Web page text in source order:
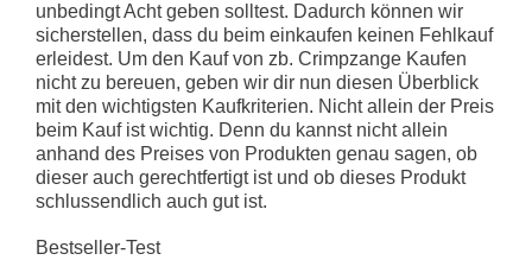
unbedingt Acht geben solltest. Dadurch können wir
sicherstellen, dass du beim einkaufen keinen Fehlkauf
erleidest. Um den Kauf von zb. Crimpzange Kaufen
nicht zu bereuen, geben wir dir nun diesen Überblick
mit den wichtigsten Kaufkriterien. Nicht allein der Preis
beim Kauf ist wichtig. Denn du kannst nicht allein
anhand des Preises von Produkten genau sagen, ob
dieser auch gerechtfertigt ist und ob dieses Produkt
schlussendlich auch gut ist.
Bestseller-Test